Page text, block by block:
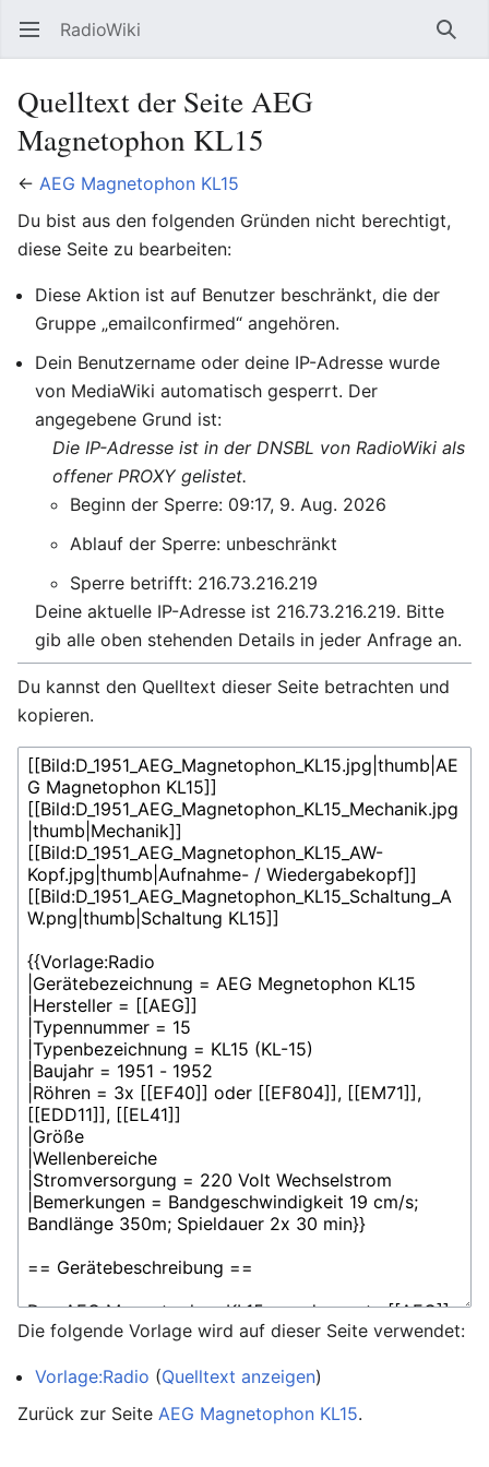
Hauptmenü öffnen RadioWiki
Quelltext der Seite AEG
Magnetophon KL15
← AEG Magnetophon KL15
Du bist aus den folgenden Gründen nicht berechtigt,
diese Seite zu bearbeiten:
Diese Aktion ist auf Benutzer beschränkt, die der
Gruppe „emailconfirmed“ angehören.
Dein Benutzername oder deine IP-Adresse wurde
von MediaWiki automatisch gesperrt. Der
angegebene Grund ist:
Die IP-Adresse ist in der DNSBL von RadioWiki als
offener PROXY gelistet.
Beginn der Sperre: 09:17, 9. Aug. 2026
Ablauf der Sperre: unbeschränkt
Sperre betrifft: 216.73.216.219
Deine aktuelle IP-Adresse ist 216.73.216.219. Bitte
gib alle oben stehenden Details in jeder Anfrage an.
Du kannst den Quelltext dieser Seite betrachten und
kopieren.
Die folgende Vorlage wird auf dieser Seite verwendet:
Vorlage:Radio (Quelltext anzeigen)
Zurück zur Seite AEG Magnetophon KL15.